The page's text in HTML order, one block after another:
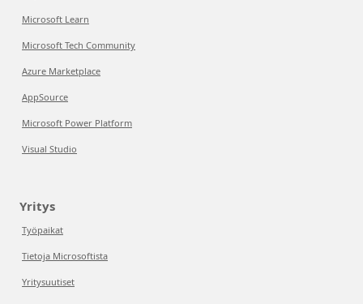
Microsoft Learn
Microsoft Tech Community
Azure Marketplace
AppSource
Microsoft Power Platform
Visual Studio
Yritys
Työpaikat
Tietoja Microsoftista
Yritysuutiset